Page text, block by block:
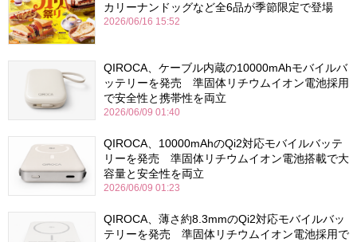
カリーナンドッグなど全6品が季節限定で登場
2026/06/16 15:52
QIROCA、ケーブル内蔵の10000mAhモバイルバ
ッテリーを発売 準固体リチウムイオン電池採用
で安全性と携帯性を両立
2026/06/09 01:40
QIROCA、10000mAhのQi2対応モバイルバッテ
リーを発売 準固体リチウムイオン電池搭載で大
容量と安全性を両立
2026/06/09 01:23
QIROCA、薄さ約8.3mmのQi2対応モバイルバッ
テリーを発売 準固体リチウムイオン電池採用で